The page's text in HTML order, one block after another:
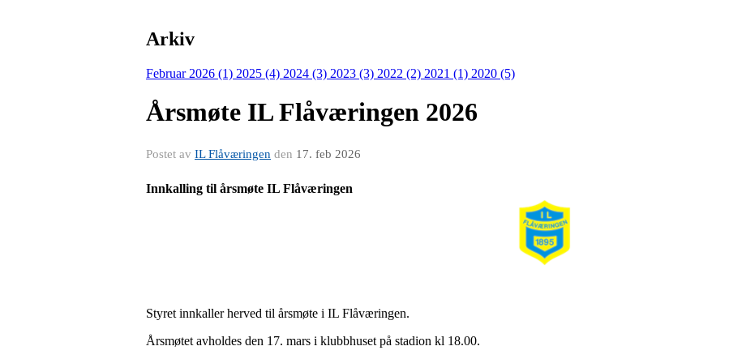
Arkiv
Februar 2026 (1) 2025 (4) 2024 (3) 2023 (3) 2022 (2) 2021 (1) 2020 (5)
Årsmøte IL Flåværingen 2026
Postet av IL Flåværingen den 17. feb 2026
Innkalling til årsmøte IL Flåværingen
Styret innkaller herved til årsmøte i IL Flåværingen.
Årsmøtet avholdes den 17. mars i klubbhuset på stadion kl 18.00.